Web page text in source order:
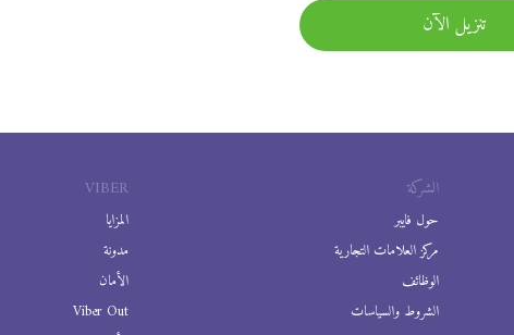
تنزيل الآن
VIBER
المزايا
مدونة
الأمان
Viber Out
الشركة
حول فايبر
مركز العلامات التجارية
الوظائف
الشروط والسياسات